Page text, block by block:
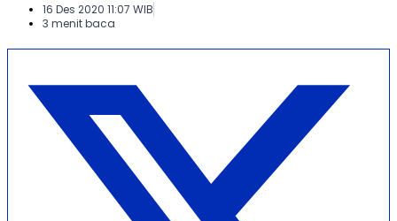
16 Des 2020 11:07 WIB
3 menit baca